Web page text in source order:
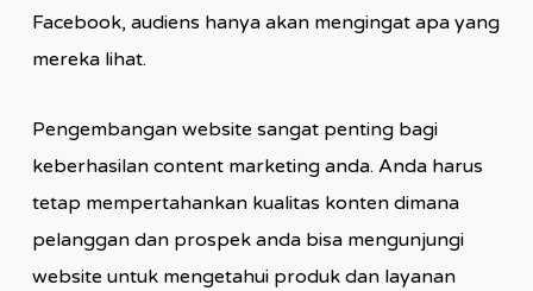
Facebook, audiens hanya akan mengingat apa yang
mereka lihat.
Pengembangan website sangat penting bagi
keberhasilan content marketing anda. Anda harus
tetap mempertahankan kualitas konten dimana
pelanggan dan prospek anda bisa mengunjungi
website untuk mengetahui produk dan layanan